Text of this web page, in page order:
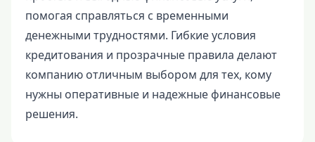
помогая справляться с временными
денежными трудностями. Гибкие условия
кредитования и прозрачные правила делают
компанию отличным выбором для тех, кому
нужны оперативные и надежные финансовые
решения.